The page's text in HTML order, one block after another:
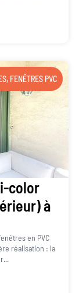
, FENÊTRES PVC
color
à
en PVC
réalisation : la